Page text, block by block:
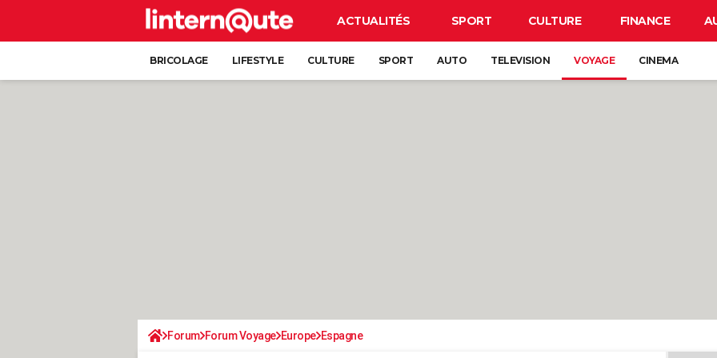
ACTUALITÉS SPORT CULTURE FINANCE
BRICOLAGE LIFESTYLE CULTURE SPORT AUTO TELEVISION VOYAGE CINEMA
Forum Forum Voyage Europe Espagne